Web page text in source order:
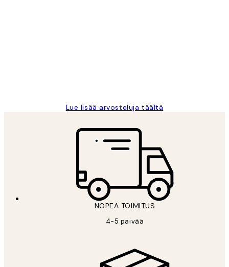
Lue lisää arvosteluja täältä
NOPEA TOIMITUS
4-5 päivää